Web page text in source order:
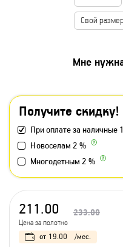
Свой
Получите скидку!
При оплате за наличные
Новоселам 2 %
Многодетным 2 %
Мне
211.00 233.00
Цена за полотно
от 19.00 /мес.